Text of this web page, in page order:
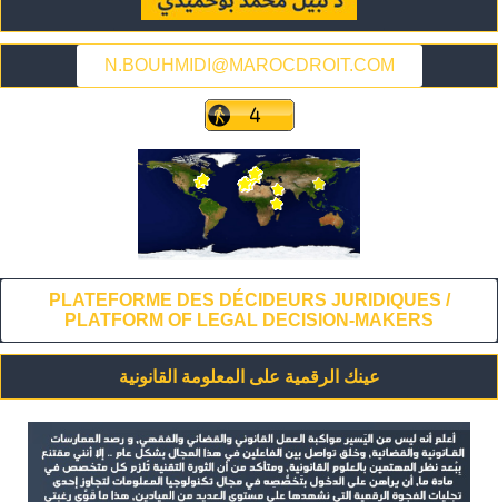
N.BOUHMIDI@MAROCDROIT.COM
PLATEFORME DES DÉCIDEURS JURIDIQUES /
PLATFORM OF LEGAL DECISION-MAKERS
عينك الرقمية على المعلومة القانونية